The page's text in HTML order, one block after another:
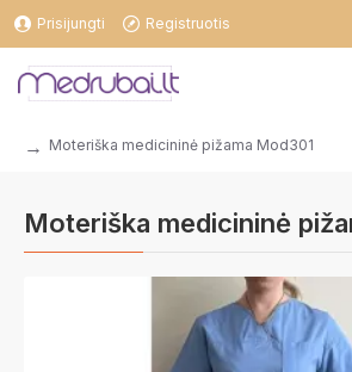
Prisijungti Registruotis
Moteriška medicininė pižama Mod301
Moteriška medicininė